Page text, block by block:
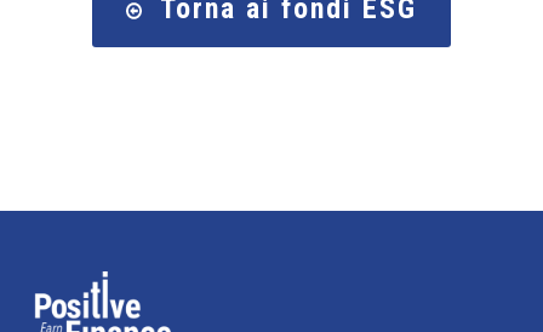
Torna ai fondi ESG